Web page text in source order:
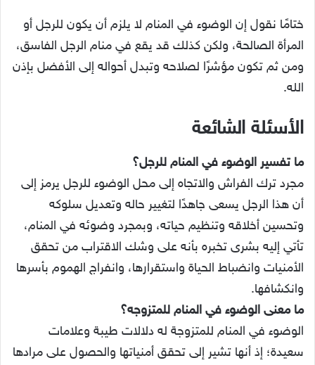
ختامًا نقول إن الوضوء في المنام لا يلزم أن يكون للرجل أو
المرأة الصالحة، ولكن كذلك قد يقع في منام الرجل الفاسق،
ومن ثم تكون مؤشرًا لصلاحه وتبدل أحواله إلى الأفضل بإذن
الله.
الأسئلة الشائعة
ما تفسير الوضوء في المنام للرجل؟
مجرد ترك الفراش والاتجاه إلى محل الوضوء للرجل يرمز إلى
أن هذا الرجل يسعى جاهدًا لتغيير حاله وتعديل سلوكه
وتحسين أخلاقه وتنظيم حياته، وبمجرد وضوئه في المنام،
تأتي إليه بشرى تخبره بأنه على وشك الاقتراب من تحقق
الأمنيات وانضباط الحياة واستقرارها، وانفراج الهموم بأسرها
وانكشافها.
ما معنى الوضوء في المنام للمتزوجه؟
الوضوء في المنام للمتزوجة له دلالات طيبة وعلامات
سعيدة؛ إذ أنها تشير إلى تحقق أمنياتها والحصول على مرادها